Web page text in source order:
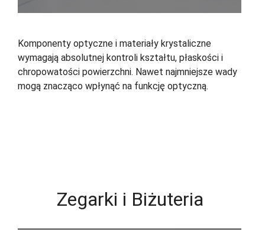
Komponenty optyczne i materiały krystaliczne
wymagają absolutnej kontroli kształtu, płaskości i
chropowatości powierzchni. Nawet najmniejsze wady
mogą znacząco wpłynąć na funkcję optyczną.
Zegarki i Biżuteria